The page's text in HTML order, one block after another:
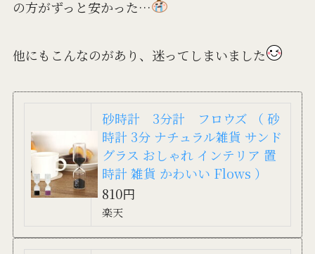
の方がずっと安かった…
他にもこんなのがあり、迷ってしまいました
砂時計 3分計 フロウズ （ 砂
時計 3分 ナチュラル雑貨 サンド
グラス おしゃれ インテリア 置
時計 雑貨 かわいい Flows ）
810円
楽天